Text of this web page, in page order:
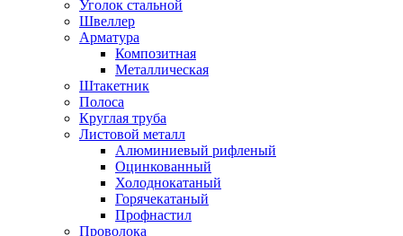
Уголок стальной
Швеллер
Арматура
Композитная
Металлическая
Штакетник
Полоса
Круглая труба
Листовой металл
Алюминиевый рифленый
Оцинкованный
Холоднокатаный
Горячекатаный
Профнастил
Проволока